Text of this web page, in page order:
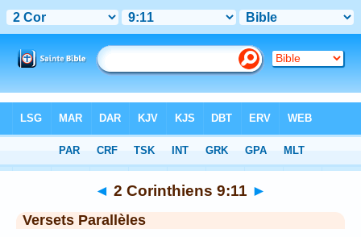
> Chapitre 9 > Verset 11
◄ 2 Corinthiens 9:11 ►
Versets Parallèles